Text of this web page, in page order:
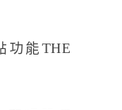
功能THE